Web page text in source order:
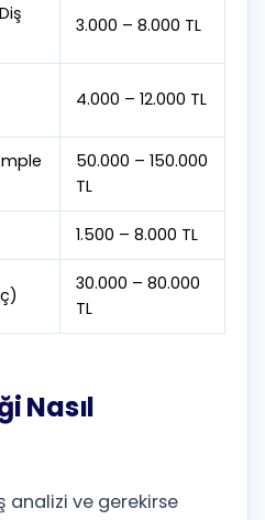
3.000 – 8.000 TL
4.000 – 12.000 TL
50.000 – 150.000
TL
1.500 – 8.000 TL
30.000 – 80.000
TL
Nasıl
analizi ve gerekirse